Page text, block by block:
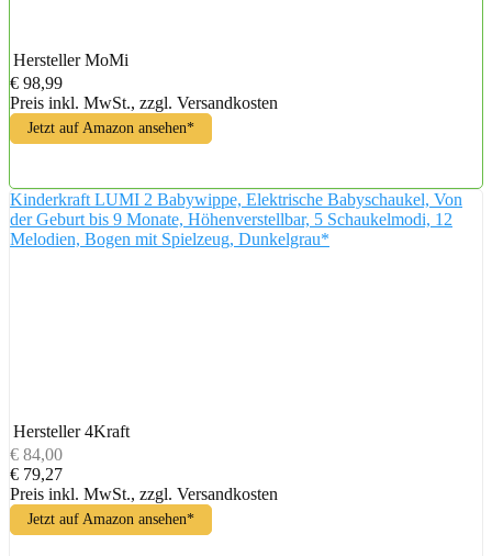
Hersteller MoMi
€ 98,99
Preis inkl. MwSt., zzgl. Versandkosten
Jetzt auf Amazon ansehen*
Kinderkraft LUMI 2 Babywippe, Elektrische Babyschaukel, Von
der Geburt bis 9 Monate, Höhenverstellbar, 5 Schaukelmodi, 12
Melodien, Bogen mit Spielzeug, Dunkelgrau*
Hersteller 4Kraft
€ 84,00
€ 79,27
Preis inkl. MwSt., zzgl. Versandkosten
Jetzt auf Amazon ansehen*